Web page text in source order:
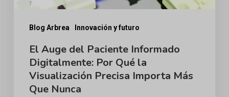
Blog Arbrea Innovación y futuro
Visualización
Precisa
Importa
El Auge del Paciente Informado
Digitalmente: Por Qué la
Visualización Precisa Importa Más
Que Nunca